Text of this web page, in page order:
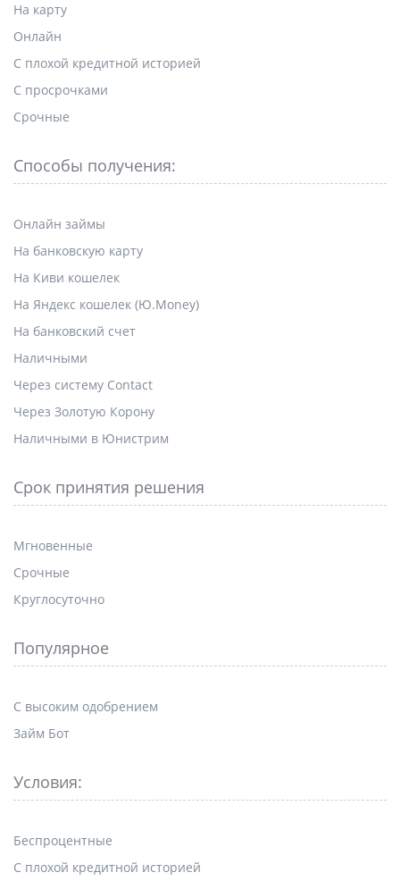
На карту
Онлайн
С плохой кредитной историей
С просрочками
Срочные
Способы получения:
Онлайн займы
На банковскую карту
На Киви кошелек
На Яндекс кошелек (Ю.Money)
На банковский счет
Наличными
Через систему Contact
Через Золотую Корону
Наличными в Юнистрим
Срок принятия решения
Мгновенные
Срочные
Круглосуточно
Популярное
С высоким одобрением
Займ Бот
Условия:
Беспроцентные
С плохой кредитной историей